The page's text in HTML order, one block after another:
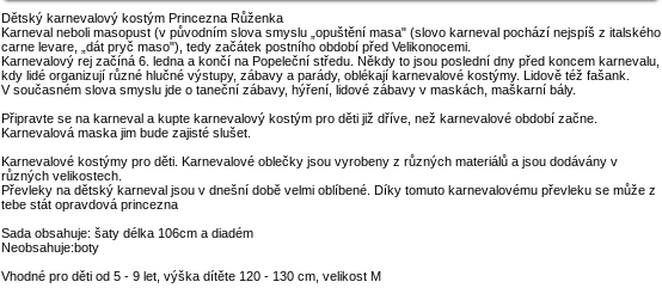
Dětský karnevalový kostým Princezna Růženka
Karneval neboli masopust (v původním slova smyslu „opuštění masa" (slovo karneval pochází nejspíš z italského
carne levare, „dát pryč maso"), tedy začátek postního období před Velikonocemi.
Karnevalový rej začíná 6. ledna a končí na Popeleční středu. Někdy to jsou poslední dny před koncem karnevalu,
kdy lidé organizují různé hlučné výstupy, zábavy a parády, oblékají karnevalové kostýmy. Lidově též fašank.
V současném slova smyslu jde o taneční zábavy, hýření, lidové zábavy v maskách, maškarní bály.
Připravte se na karneval a kupte karnevalový kostým pro děti již dříve, než karnevalové období začne.
Karnevalová maska jim bude zajisté slušet.
Karnevalové kostýmy pro děti. Karnevalové oblečky jsou vyrobeny z různých materiálů a jsou dodávány v
různých velikostech.
Převleky na dětský karneval jsou v dnešní době velmi oblíbené. Díky tomuto karnevalovému převleku se může z
tebe stát opravdová princezna
Sada obsahuje: šaty délka 106cm a diadém
Neobsahuje:boty
Vhodné pro děti od 5 - 9 let, výška dítěte 120 - 130 cm, velikost M